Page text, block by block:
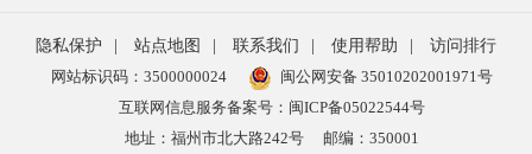
隐私保护 站点地图 联系我们 使用帮助
访问排行
网站标识码：3500000024
闽公网安备 35010202001971号
互联网信息服务备案号：闽ICP备05022544号
地址：福州市北大路242号
邮编：350001